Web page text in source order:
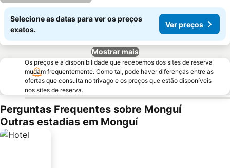
Selecione as datas para ver os preços
exatos.
Ver preços
Mostrar mais
Os preços e a disponibilidade que recebemos dos sites de reserva
mudam frequentemente. Como tal, pode haver diferenças entre as
ofertas que consulta no trivago e os preços que estão disponíveis
nos sites de reserva.
Perguntas Frequentes sobre Monguí
Outras estadias em Monguí